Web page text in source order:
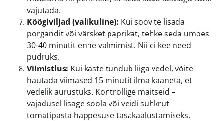
vajutada.
Köögiviljad (valikuline): Kui soovite lisada
porgandit või värsket paprikat, tehke seda umbes
30-40 minutit enne valmimist. Nii ei kee need
pudruks.
Viimistlus: Kui kaste tundub liiga vedel, võite
hautada viimased 15 minutit ilma kaaneta, et
vedelik aurustuks. Kontrollige maitseid –
vajadusel lisage soola või veidi suhkrut
tomatipasta happesuse tasakaalustamiseks.